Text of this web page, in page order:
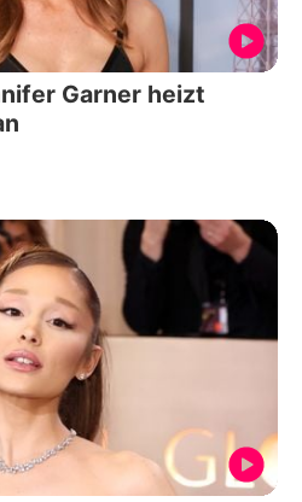
Garner heizt